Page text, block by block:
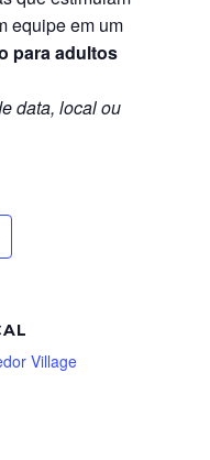
equipe em um
para adultos
data, local ou
Village